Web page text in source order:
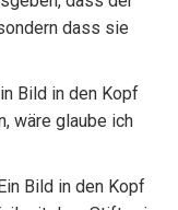
dass sie
Bild in den Kopf
wäre glaube ich
Bild in den Kopf